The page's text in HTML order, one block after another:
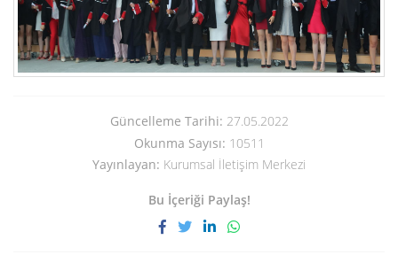
Güncelleme Tarihi: 27.05.2022
Okunma Sayısı: 10511
Yayınlayan: Kurumsal İletişim Merkezi
Bu İçeriği Paylaş!